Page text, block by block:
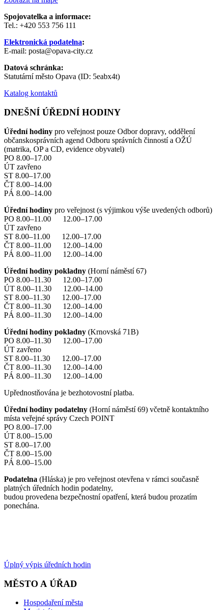
Spojovatelka a informace:
Tel.: +420 553 756 111
Elektronická podatelna:
E-mail: posta@opava-city.cz
Datová schránka:
Statutární město Opava (ID: 5eabx4t)
Katalog kontaktů
DNEŠNÍ ÚŘEDNÍ HODINY
Úřední hodiny pro veřejnost pouze Odbor dopravy, oddělení
občanskosprávních agend Odboru správních činností a OŽÚ
(matrika, OP a CD, evidence obyvatel)
PO 8.00–17.00
ÚT zavřeno
ST 8.00–17.00
ČT 8.00–14.00
PÁ 8.00–14.00
Úřední hodiny pro veřejnost (s výjimkou výše uvedených odborů)
PO 8.00–11.00 12.00–17.00
ÚT zavřeno
ST 8.00–11.00 12.00–17.00
ČT 8.00–11.00 12.00–14.00
PÁ 8.00–11.00 12.00–14.00
Úřední hodiny pokladny (Horní náměstí 67)
PO 8.00–11.30 12.00–17.00
ÚT 8.00–11.30 12.00–14.00
ST 8.00–11.30 12.00–17.00
ČT 8.00–11.30 12.00–14.00
PÁ 8.00–11.30 12.00–14.00
Úřední hodiny pokladny (Krnovská 71B)
PO 8.00–11.30 12.00–17.00
ÚT zavřeno
ST 8.00–11.30 12.00–17.00
ČT 8.00–11.30 12.00–14.00
PÁ 8.00–11.30 12.00–14.00
Upřednostňována je bezhotovostní platba.
Úřední hodiny podatelny (Horní náměstí 69) včetně kontaktního
místa veřejné správy Czech POINT
PO 8.00–17.00
ÚT 8.00–15.00
ST 8.00–17.00
ČT 8.00–15.00
PÁ 8.00–15.00
Podatelna (Hláska) je pro veřejnost otevřena v rámci současně
platných úředních hodin podatelny,
budou provedena bezpečnostní opatření, která budou prozatím
ponechána.
Úplný výpis úředních hodin
MĚSTO A ÚŘAD
Hospodaření města